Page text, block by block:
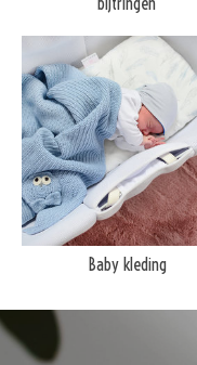
Baby kleding